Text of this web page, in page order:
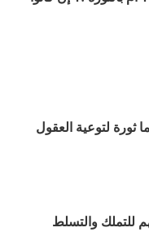
ثورة لتوعية العقول
للتملك والتسلط